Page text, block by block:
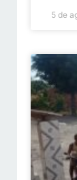
5 de